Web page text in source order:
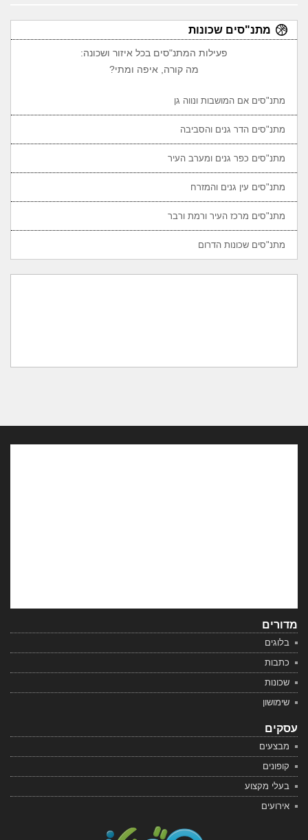
מתנ"סים שכונות
פעילות המתנ"סים בכל איזור ושכונה:
מה קורה, איפה ומתי?
מתנ"סים אם המושבות ונווה גן
מתנ"סים הדר גנים והסביבה
מתנ"סים כפר גנים ומערב העיר
מתנ"סים עין גנים והמזרח
מתנ"סים מרכז העיר ורמת ורבר
מתנ"סים שכונות הדרום
מדורים
בלוגים
כתבות
שכונות
שימושון
עסקים
מבצעים
קופונים
בעלי מקצוע
אירועים